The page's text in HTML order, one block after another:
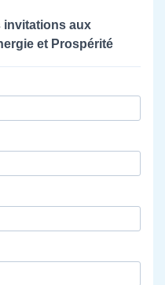
invitations aux
et Prospérité